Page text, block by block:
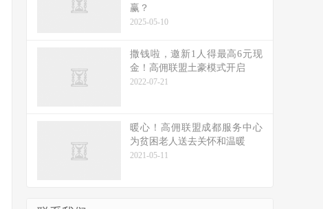
赢？
2025-05-10
撒钱啦，邀新1人得最高6元现
金！高佣联盟土豪模式开启
2022-07-21
暖心！高佣联盟成都服务中心
为贫困老人送去关怀和温暖
2021-05-11